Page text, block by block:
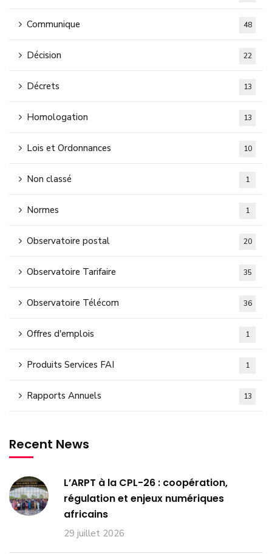
Communique 48
Décision 22
Décrets 13
Homologation 13
Lois et Ordonnances 10
Non classé 1
Normes 1
Observatoire postal 20
Observatoire Tarifaire 35
Observatoire Télécom 36
Offres d'emplois 1
Produits Services FAI 1
Rapports Annuels 13
Recent News
L’ARPT à la CPL-26 : coopération,
régulation et enjeux numériques
africains
29 juillet 2026